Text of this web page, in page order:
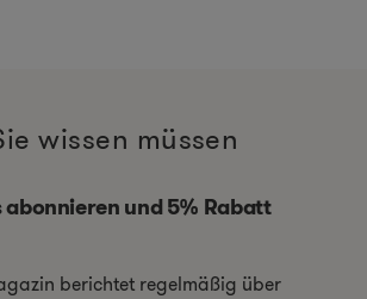
wissen müssen
und 5% Rabatt
berichtet regelmäßig über